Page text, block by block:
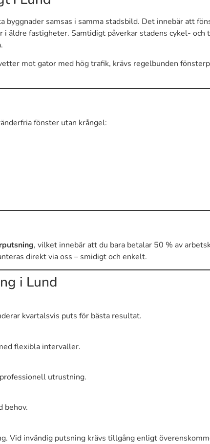
byggnader samsas i samma stadsbild. Det innebär att
äldre fastigheter. Samtidigt påverkar stadens cykel-
mot gator med hög trafik, krävs regelbunden
fönster utan krångel:
, vilket innebär att du bara betalar 50 % av
direkt via oss – smidigt och enkelt.
i Lund
kvartalsvis puts för bästa resultat.
flexibla intervaller.
utrustning.
behov.
Vid invändig putsning krävs tillgång enligt